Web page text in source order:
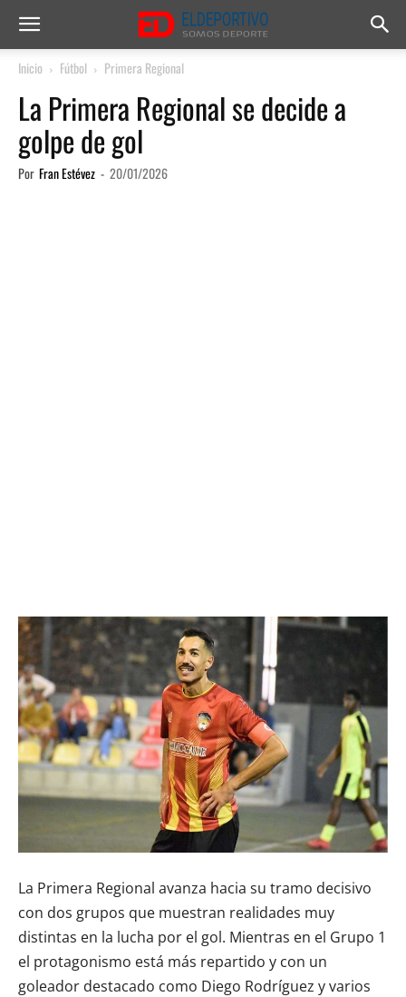
Inicio Fútbol Primera Regional
La Primera Regional se decide a
golpe de gol
Por Fran Estévez - 20/01/2026
La Primera Regional avanza hacia su tramo decisivo
con dos grupos que muestran realidades muy
distintas en la lucha por el gol. Mientras en el Grupo 1
el protagonismo está más repartido y con un
goleador destacado como Diego Rodríguez y varios